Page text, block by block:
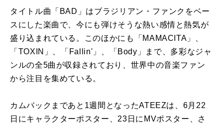
タイトル曲「 BAD 」はブラジリアン・ファンクをベー
スにした楽曲で、今にも弾けそうな熱い感情と熱気が
盛り込まれている。このほかにも「 MAMACITA 」、
「 TOXIN 」、「 Fallin' 」、「 Body 」まで、多彩なジャ
ンルの全5曲が収録されており、世界中の音楽ファン
から注目を集めている。
カムバックまであと 1週間となったATEEZは、 6月 22
日にキャラクターポスター、 23 日に MVポスター、さ